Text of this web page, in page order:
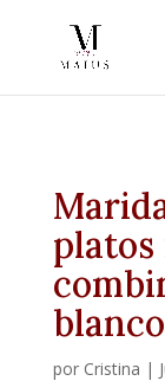
platos
blanco
por Cristina |